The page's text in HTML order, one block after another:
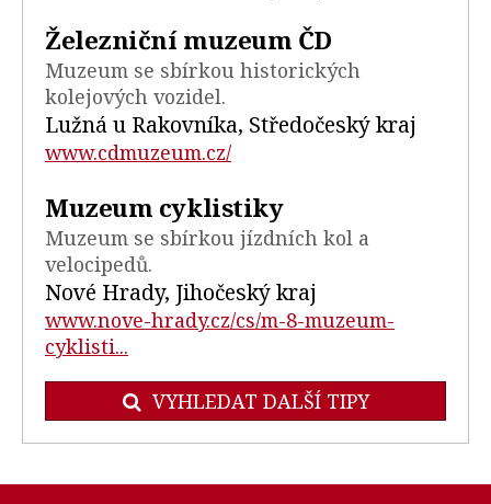
Železniční muzeum ČD
Muzeum se sbírkou historických
kolejových vozidel.
Lužná u Rakovníka, Středočeský kraj
www.cdmuzeum.cz/
Muzeum cyklistiky
Muzeum se sbírkou jízdních kol a
velocipedů.
Nové Hrady, Jihočeský kraj
www.nove-hrady.cz/cs/m-8-muzeum-
cyklisti...
VYHLEDAT DALŠÍ TIPY